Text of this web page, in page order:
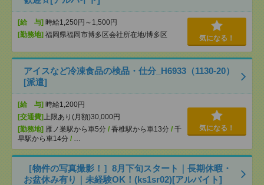
[給 与] 時給1,250円～1,500円
[勤務地] 福岡県福岡市博多区会社所在地/博多区 気になる！
アイスなど冷凍食品の検品・仕分_H6933（1130-20）
[派遣]
[給 与] 時給1,200円
[交通費] 上限あり(月額)30,000円
[勤務地] 雁ノ巣駅から車5分 / 香椎駅から車13分 / 千
早駅から車14分 / …
気になる！
［物件の写真撮影！］8月下旬スタート｜長期休暇・
お盆休み有り｜未経験OK！(ks1sr02)[アルバイト]